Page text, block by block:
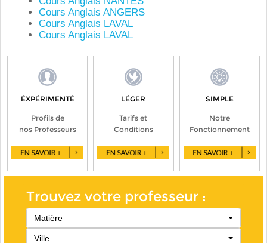
Cours Anglais ANGERS
Cours Anglais LAVAL
Cours Anglais LAVAL
ÉXPÉRIMENTÉ
Profils de
nos Professeurs
LÉGER
Tarifs et
Conditions
SIMPLE
Notre
Fonctionnement
Trouvez votre professeur :
Matière
Ville